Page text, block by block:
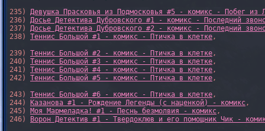
235) Девушка Прасковья из Подмосковья #5 - комикс - Побег из
236) Досье Детектива Дубровского #1 - комикс - Последний
237) Досье Детектива Дубровского #2 - комикс - Последний
238) Теннис Большой #1 - комикс - Птичка в клетке,
239) Теннис Большой #2 - комикс - Птичка в клетке,
240) Теннис Большой #3 - комикс - Птичка в клетке,
241) Теннис Большой #4 - комикс - Птичка в клетке,
242) Теннис Большой #5 - комикс - Птичка в клетке,
243) Теннис Большой #6 - комикс - Птичка в клетке,
244)
Казанова #1 - Рождение Легенды (с наценкой) - комикс,
245) Моя Мармеладка! #1 - Песнь безмолвия - комикс,
246)
Ворон Детектив #1 - Твердоклюв и его помощник Чик -